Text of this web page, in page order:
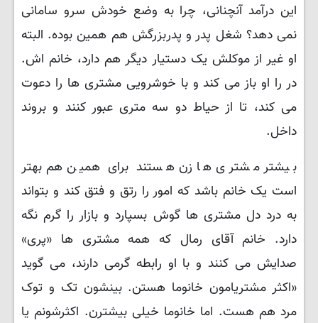
این درآمد آنچنانی، چرا به وضع خودش سرو سامانی
نمی دهد؟ شغل پدر و پدربزرگش هم همین بوده. البته
او غیر از موکلش یک دستیار دیگر هم دارد، خانم اش.
در را او باز می کند و با خوشرویی مشتری ها را دعوت
می کند، تا از حیاط دو سه متری عبور کنند و بروند
داخل.
بیشتر مشتری ها زن هستند برای همین هم بهتر
است یک خانم باشد که امور را رتق و فتق کند و بتواند
به درد دل مشتری ها گوش بسپارد و بازار را گرم نگه
دارد. خانم آقای رمال که همه مشتری ها «پری»
صدایش می کنند و با او رابطه گرمی دارند، می گوید
«اکثر مشتریامون خانوما هستن. بینشون تک و توک
مرد هم هست. اما خانوما خیلی بیشترن. اکثرشونم یا